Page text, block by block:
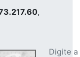
,
Digite